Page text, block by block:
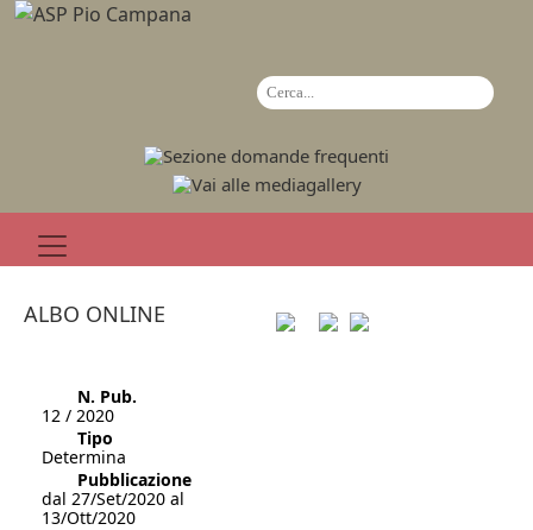
ALBO ONLINE
N. Pub.
12 / 2020
Tipo
Determina
Pubblicazione
dal 27/Set/2020 al
13/Ott/2020